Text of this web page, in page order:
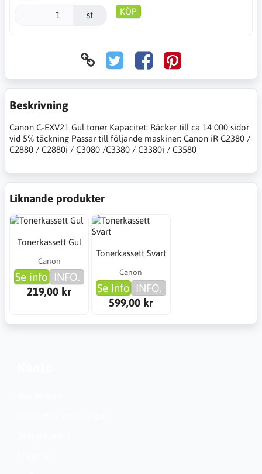
st KÖP
Beskrivning
Canon C-EXV21 Gul toner Kapacitet: Räcker till ca 14 000 sidor
vid 5% täckning Passar till följande maskiner: Canon iR C2380 /
C2880 / C2880i / C3080 /C3380 / C3380i / C3580
Liknande produkter
Tonerkassett Gul
Canon
Se info INFO.
219,00 kr
Tonerkassett Svart
Canon
Se info INFO.
599,00 kr